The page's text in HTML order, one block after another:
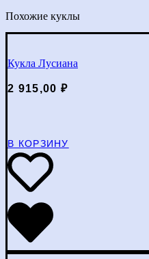
Похожие куклы
Кукла Лусиана
2 915,00 ₽
В КОРЗИНУ